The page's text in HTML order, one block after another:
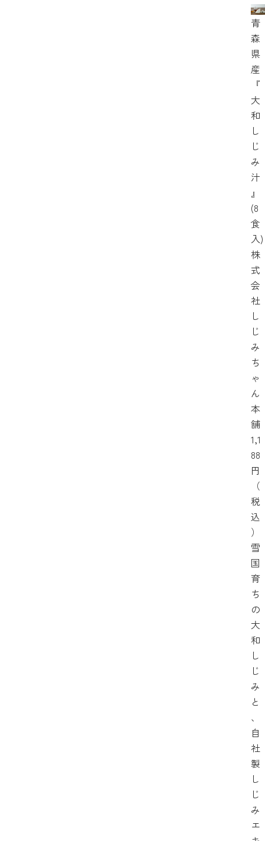
青
森
県
産
『
大
和
し
じ
み
汁
』
(8
食
入)
株
式
会
社
し
じ
み
ち
ゃ
ん
本
舗
1,1
88
円
（
税
込
）
雪
国
育
ち
の
大
和
し
じ
み
と
、
自
社
製
し
じ
み
エ